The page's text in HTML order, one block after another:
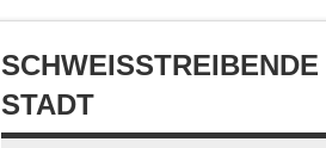
SCHWEISSTREIBENDE
TADT